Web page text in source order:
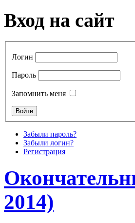
Вход на сайт
Логин
Пароль
Запомнить меня
Забыли пароль?
Забыли логин?
Регистрация
2014)